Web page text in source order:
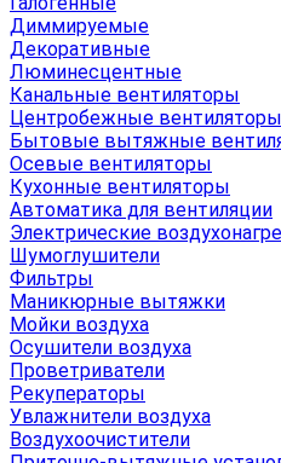
Диммируемые
Декоративные
Люминесцентные
Канальные вентиляторы
Центробежные вентиляторы
Бытовые вытяжные
Осевые вентиляторы
Кухонные вентиляторы
Автоматика для вентиляции
Электрические
Шумоглушители
Фильтры
Маникюрные вытяжки
Мойки воздуха
Осушители воздуха
Проветриватели
Рекуператоры
Увлажнители воздуха
Воздухоочистители